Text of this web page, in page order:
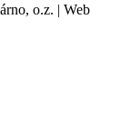
o.z. | Web